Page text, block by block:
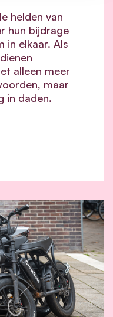
helden van
hun bijdrage
in elkaar. Als
alleen meer
maar
in daden.